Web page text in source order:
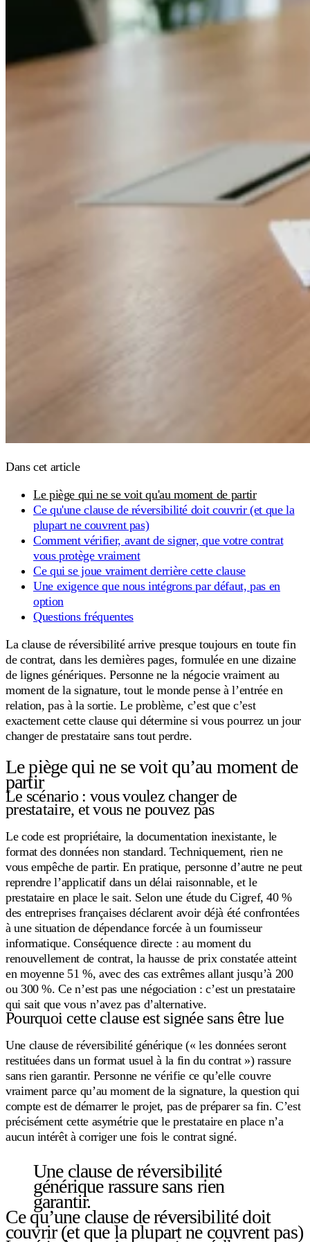
Dans cet article
Le piège qui ne se voit qu'au moment de partir
Ce qu'une clause de réversibilité doit couvrir (et que la
plupart ne couvrent pas)
Comment vérifier, avant de signer, que votre contrat
vous protège vraiment
Ce qui se joue vraiment derrière cette clause
Une exigence que nous intégrons par défaut, pas en
option
Questions fréquentes
La clause de réversibilité arrive presque toujours en toute fin
de contrat, dans les dernières pages, formulée en une dizaine
de lignes génériques. Personne ne la négocie vraiment au
moment de la signature, tout le monde pense à l’entrée en
relation, pas à la sortie. Le problème, c’est que c’est
exactement cette clause qui détermine si vous pourrez un jour
changer de prestataire sans tout perdre.
Le piège qui ne se voit qu’au moment de
partir
Le scénario : vous voulez changer de
prestataire, et vous ne pouvez pas
Le code est propriétaire, la documentation inexistante, le
format des données non standard. Techniquement, rien ne
vous empêche de partir. En pratique, personne d’autre ne peut
reprendre l’applicatif dans un délai raisonnable, et le
prestataire en place le sait. Selon une étude du Cigref, 40 %
des entreprises françaises déclarent avoir déjà été confrontées
à une situation de dépendance forcée à un fournisseur
informatique. Conséquence directe : au moment du
renouvellement de contrat, la hausse de prix constatée atteint
en moyenne 51 %, avec des cas extrêmes allant jusqu’à 200
ou 300 %. Ce n’est pas une négociation : c’est un prestataire
qui sait que vous n’avez pas d’alternative.
Pourquoi cette clause est signée sans être lue
Une clause de réversibilité générique (« les données seront
restituées dans un format usuel à la fin du contrat ») rassure
sans rien garantir. Personne ne vérifie ce qu’elle couvre
vraiment parce qu’au moment de la signature, la question qui
compte est de démarrer le projet, pas de préparer sa fin. C’est
précisément cette asymétrie que le prestataire en place n’a
aucun intérêt à corriger une fois le contrat signé.
Une clause de réversibilité
générique rassure sans rien
garantir.
Ce qu’une clause de réversibilité doit
couvrir (et que la plupart ne couvrent pas)